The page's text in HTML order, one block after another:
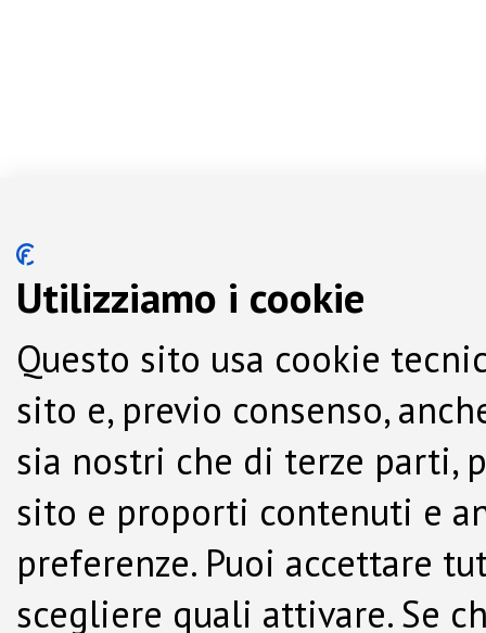
Utilizziamo i cookie
Questo sito usa cookie
sito e, previo consenso,
sia nostri che di terze parti,
sito e proporti contenuti e
preferenze. Puoi accettare
scegliere quali attivare. Se